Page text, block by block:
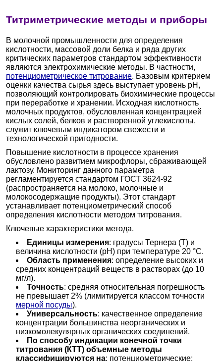
Титриметрические методы и приборы
В молочной промышленности для определения
кислотности, массовой доли белка и ряда других
критических параметров стандартом эффективности
являются электрохимические методы. В частности,
потенциометрическое титрование. Базовым критерием
оценки качества сырья здесь выступает уровень pH,
позволяющий контролировать биохимические процессы
при переработке и хранении. Исходная кислотность
молочных продуктов, обусловленная концентрацией
кислых солей, белков и растворенной углекислоты,
служит ключевым индикатором свежести и
технологической пригодности.
Повышение кислотности в процессе хранения
обусловлено развитием микрофлоры, сбраживающей
лактозу. Мониторинг данного параметра
регламентируется стандартом ГОСТ 3624-92
(распространяется на молоко, молочные и
молокосодержащие продукты). Этот стандарт
устанавливает потенциометрический способ
определения кислотности методом титрования.
Ключевые характеристики метода.
Единицы измерения: градусы Тернера (Т) и
величина кислотности (pH) при температуре 20 °C.
Область применения: определение высоких и
средних концентраций веществ в растворах (до 10
мг/л).
Точность: средняя относительная погрешность
не превышает 2% (лимитируется классом точности
мерной посуды).
Универсальность: качественное определение
концентрации большинства неорганических и
низкомолекулярных органических соединений.
По способу индикации конечной точки
титрования (КТТ) объемные методы
классифицируются на: потенциометрические;